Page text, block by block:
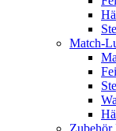
Match-
Zubehör